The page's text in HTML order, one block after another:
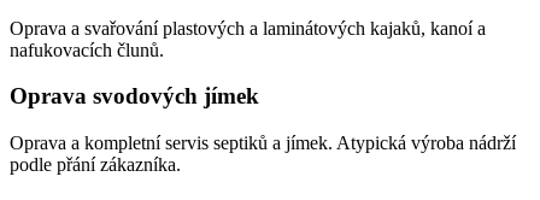
Oprava a svařování plastových a laminátových kajaků, kanoí a
nafukovacích člunů.
Oprava svodových jímek
Oprava a kompletní servis septiků a jímek. Atypická výroba nádrží
podle přání zákazníka.